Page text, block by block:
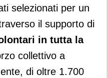
selezionati per un
il supporto di
in tutta la
collettivo a
di oltre 1.700